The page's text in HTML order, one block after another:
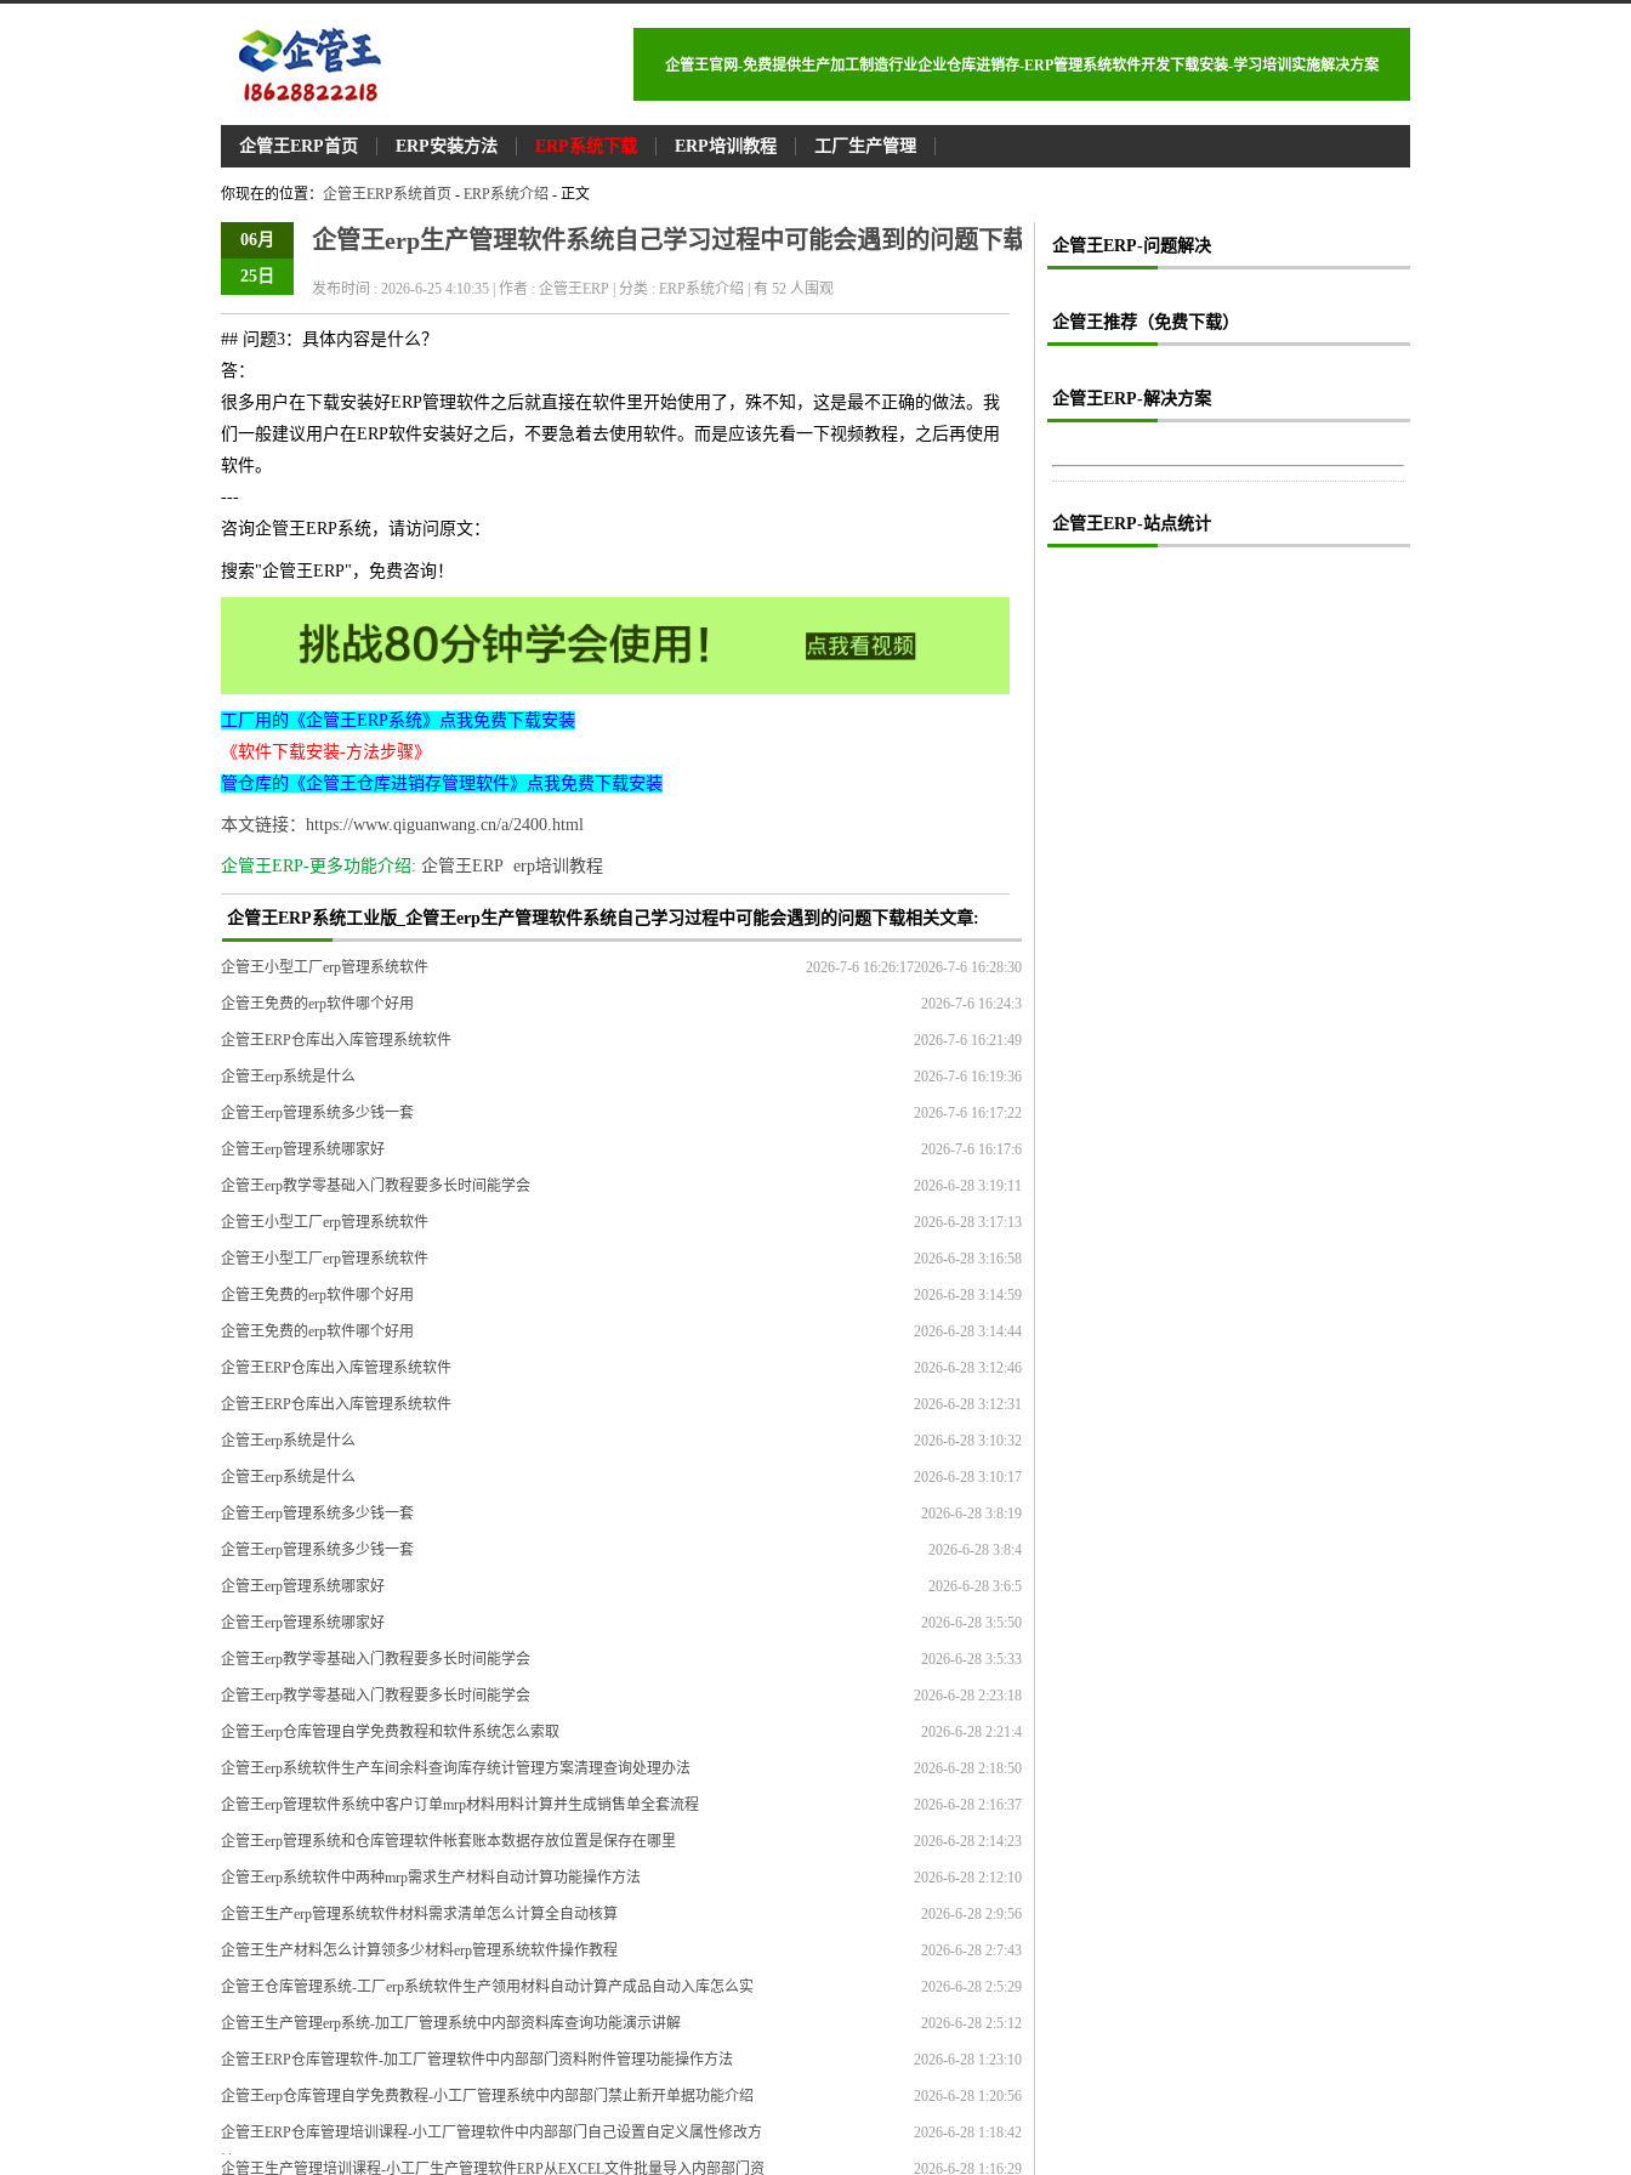
企管王官网-免费提供生产加工制造行业企业仓库进销存-ERP管理系统软件开发下载安装-学习培训实施解决方案
企管王ERP首页 ERP安装方法 ERP系统下载 ERP培训教程 工厂生产管理
你现在的位置： 企管王ERP系统首页 - ERP系统介绍 - 正文
06月
25日
企管王erp生产管理软件系统自己学习过程中可能会遇到的问题下载
发布时间 : 2026-6-25 4:10:35 | 作者 : 企管王ERP | 分类 : ERP系统介绍 | 有 52 人围观
## 问题3：具体内容是什么？
答：
很多用户在下载安装好ERP管理软件之后就直接在软件里开始使用了，殊不知，这是最不正确的做法。我
们一般建议用户在ERP软件安装好之后，不要急着去使用软件。而是应该先看一下视频教程，之后再使用
软件。
---
咨询企管王ERP系统，请访问原文：
搜索"企管王ERP"，免费咨询！
工厂用的《企管王ERP系统》点我免费下载安装
《软件下载安装-方法步骤》
管仓库的《企管王仓库进销存管理软件》点我免费下载安装
本文链接：https://www.qiguanwang.cn/a/2400.html
企管王ERP-更多功能介绍: 企管王ERP erp培训教程
企管王ERP系统工业版_企管王erp生产管理软件系统自己学习过程中可能会遇到的问题下载相关文章:
2026-7-6 16:28:30
企管王小型工厂erp管理系统软件 2026-7-6 16:26:17
企管王免费的erp软件哪个好用 2026-7-6 16:24:3
企管王ERP仓库出入库管理系统软件 2026-7-6 16:21:49
企管王erp系统是什么 2026-7-6 16:19:36
企管王erp管理系统多少钱一套 2026-7-6 16:17:22
企管王erp管理系统哪家好 2026-7-6 16:17:6
企管王erp教学零基础入门教程要多长时间能学会 2026-6-28 3:19:11
企管王小型工厂erp管理系统软件 2026-6-28 3:17:13
企管王小型工厂erp管理系统软件 2026-6-28 3:16:58
企管王免费的erp软件哪个好用 2026-6-28 3:14:59
企管王免费的erp软件哪个好用 2026-6-28 3:14:44
企管王ERP仓库出入库管理系统软件 2026-6-28 3:12:46
企管王ERP仓库出入库管理系统软件 2026-6-28 3:12:31
企管王erp系统是什么 2026-6-28 3:10:32
企管王erp系统是什么 2026-6-28 3:10:17
企管王erp管理系统多少钱一套 2026-6-28 3:8:19
企管王erp管理系统多少钱一套 2026-6-28 3:8:4
企管王erp管理系统哪家好 2026-6-28 3:6:5
企管王erp管理系统哪家好 2026-6-28 3:5:50
企管王erp教学零基础入门教程要多长时间能学会 2026-6-28 3:5:33
企管王erp教学零基础入门教程要多长时间能学会 2026-6-28 2:23:18
企管王erp仓库管理自学免费教程和软件系统怎么索取 2026-6-28 2:21:4
企管王erp系统软件生产车间余料查询库存统计管理方案清理查询处理办法 2026-6-28 2:18:50
企管王erp管理软件系统中客户订单mrp材料用料计算并生成销售单全套流程 2026-6-28 2:16:37
企管王erp管理系统和仓库管理软件帐套账本数据存放位置是保存在哪里 2026-6-28 2:14:23
企管王erp系统软件中两种mrp需求生产材料自动计算功能操作方法 2026-6-28 2:12:10
企管王生产erp管理系统软件材料需求清单怎么计算全自动核算 2026-6-28 2:9:56
企管王生产材料怎么计算领多少材料erp管理系统软件操作教程 2026-6-28 2:7:43
企管王仓库管理系统-工厂erp系统软件生产领用材料自动计算产成品自动入库怎么实
现
2026-6-28 2:5:29
企管王生产管理erp系统-加工厂管理系统中内部资料库查询功能演示讲解 2026-6-28 2:5:12
企管王ERP仓库管理软件-加工厂管理软件中内部部门资料附件管理功能操作方法 2026-6-28 1:23:10
企管王erp仓库管理自学免费教程-小工厂管理系统中内部部门禁止新开单据功能介绍 2026-6-28 1:20:56
企管王ERP仓库管理培训课程-小工厂管理软件中内部部门自己设置自定义属性修改方
法
2026-6-28 1:18:42
企管王生产管理培训课程-小工厂生产管理软件ERP从EXCEL文件批量导入内部部门资 2026-6-28 1:16:29
企管王ERP-问题解决
企管王推荐（免费下载）
企管王ERP-解决方案
企管王ERP-站点统计